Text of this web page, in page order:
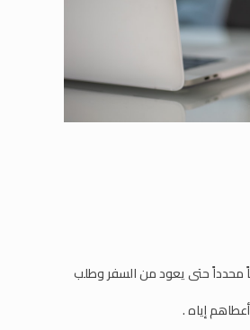
محدداً حتى يعود من السفر وطلب
إياه .